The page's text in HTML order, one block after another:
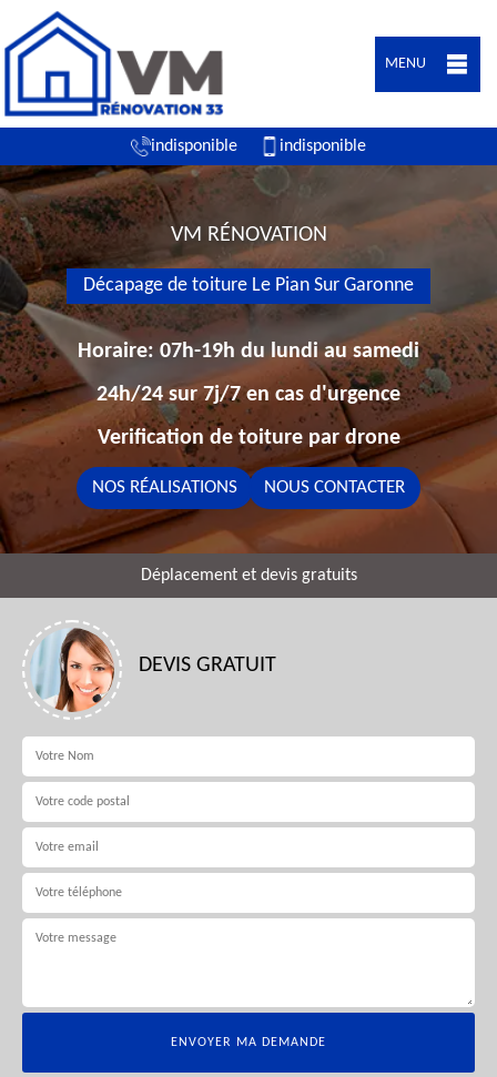
MENU
indisponible indisponible
VM RÉNOVATION
Décapage de toiture Le Pian Sur Garonne
Horaire: 07h-19h du lundi au samedi
24h/24 sur 7j/7 en cas d'urgence
Verification de toiture par drone
NOS RÉALISATIONS NOUS CONTACTER
Déplacement et devis gratuits
DEVIS GRATUIT